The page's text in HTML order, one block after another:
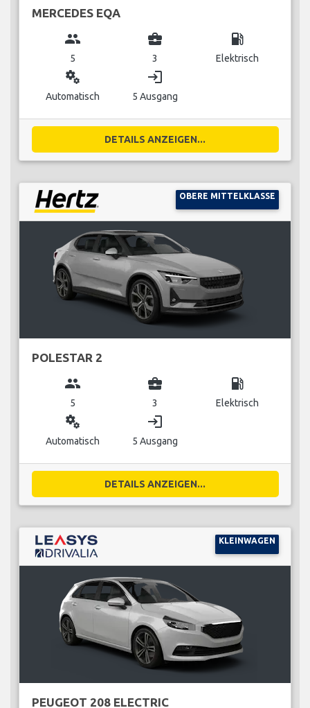
MERCEDES EQA
group
5
business_center
3
local_gas_station
Elektrisch
miscellaneous_services
Automatisch
login
5 Ausgang
DETAILS ANZEIGEN...
OBERE MITTELKLASSE
POLESTAR 2
group
5
business_center
3
local_gas_station
Elektrisch
miscellaneous_services
Automatisch
login
5 Ausgang
DETAILS ANZEIGEN...
KLEINWAGEN
PEUGEOT 208 ELECTRIC